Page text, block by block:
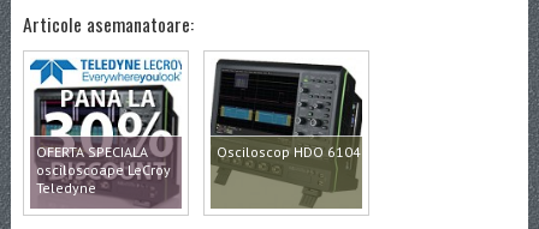
Articole asemanatoare:
OFERTA SPECIALA
osciloscoape LeCroy
Teledyne
Osciloscop HDO 6104